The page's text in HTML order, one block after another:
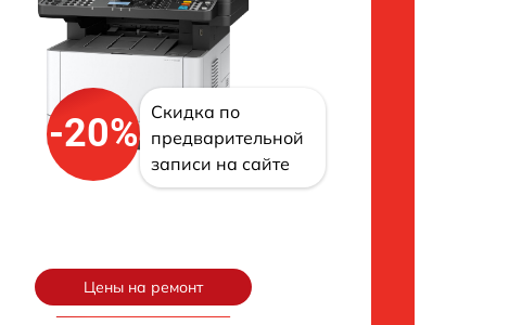
-20%
Скидка по
предварительной
записи на сайте
Цены на ремонт